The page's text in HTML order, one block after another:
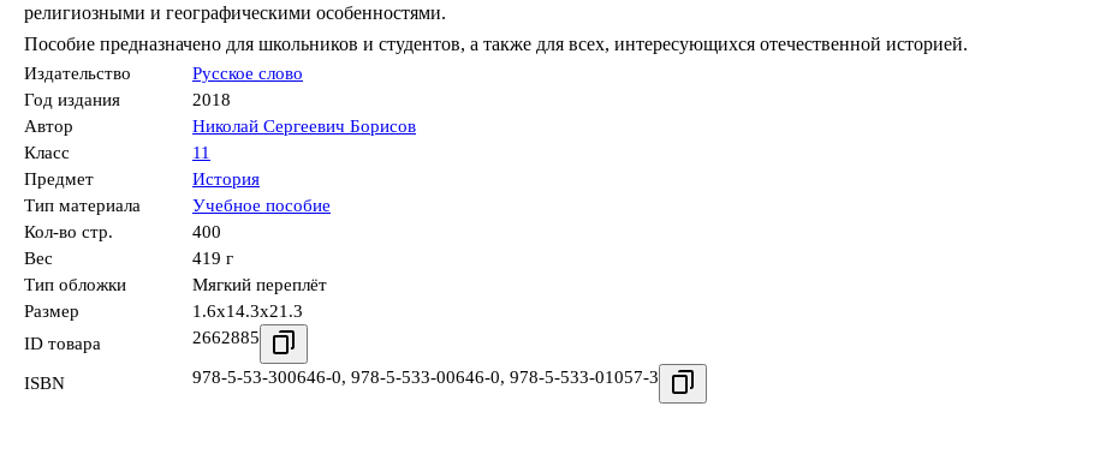
религиозными и географическими особенностями.
Пособие предназначено для школьников и студентов, а также для всех, интересующихся отечественной историей.
Издательство
Русское слово
Год издания
2018
Автор
Николай Сергеевич Борисов
Класс
11
Предмет
История
Тип материала
Учебное пособие
Кол-во стр.
400
Вес
419 г
Тип обложки
Мягкий переплёт
Размер
1.6x14.3x21.3
ID товара
2662885
ISBN 978-5-53-300646-0, 978-5-533-00646-0, 978-5-533-01057-3